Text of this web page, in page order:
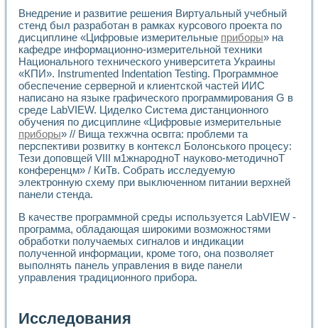
Внедрение и развитие решения Виртуальный учебный
стенд был разработан в рамках курсового проекта по
дисциплине «Цифровые измерительные приборы» на
кафедре информационно-измерительной техники
Национального технического университета Украины
«КПИ». Instrumented Indentation Testing. Программное
обеспечение серверной и клиентской частей ИИС
написано на языке графического программирования G в
среде LabVIEW. Циделко Система дистанционного
обучения по дисциплине «Цифровые измерительные
приборы» // Вища техжчна освгга: проблеми та
перспективи розвитку в контексл Болонського процесу:
Тези доповщей VIII м1жнародноТ науково-методичноТ
конференцм» / КиТв. Собрать исследуемую
электронную схему при выключенном питании верхней
панели стенда.
В качестве программной среды используется LabVIEW -
программа, обладающая широкими возможностями
обработки получаемых сигналов и индикации
полученной информации, кроме того, она позволяет
выполнять панель управления в виде панели
управления традиционного прибора.
Исследования